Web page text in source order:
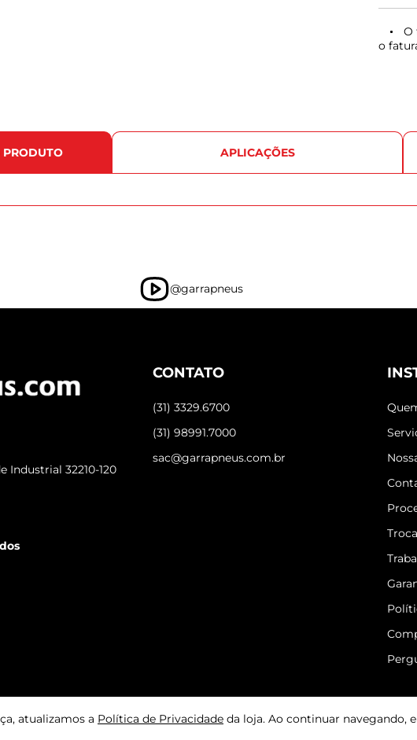
atualizamos a Política de Privacidade da loja. Ao continuar navegando,
O
o
PRODUTO APLICAÇÕES
@garrapneus
Industrial 32210-120
CONTATO
(31) 3329.6700
(31) 98991.7000
sac@garrapneus.com.br